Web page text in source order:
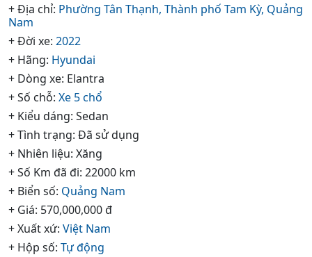
+ Địa chỉ: Phường Tân Thạnh, Thành phố Tam Kỳ, Quảng
Nam
+ Đời xe: 2022
+ Hãng: Hyundai
+ Dòng xe: Elantra
+ Số chỗ: Xe 5 chổ
+ Kiểu dáng: Sedan
+ Tình trạng: Đã sử dụng
+ Nhiên liệu: Xăng
+ Số Km đã đi: 22000 km
+ Biển số: Quảng Nam
+ Giá: 570,000,000 đ
+ Xuất xứ: Việt Nam
+ Hộp số: Tự động